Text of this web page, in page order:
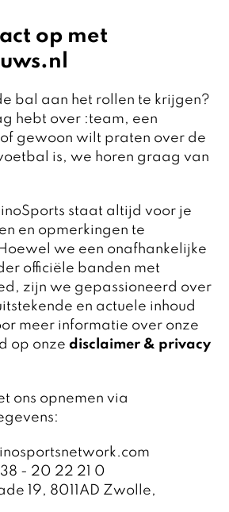
op met
bal aan het rollen te krijgen?
hebt over :team, een
gewoon wilt praten over de
is, we horen graag van
staat altijd voor je
en opmerkingen te
we een onafhankelijke
officiële banden met
zijn we gepassioneerd over
en actuele inhoud
meer informatie over onze
op onze disclaimer & privacy
ons opnemen via
- 20 22 21 0
19, 8011AD Zwolle,